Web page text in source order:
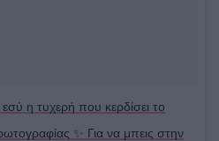
η τυχερή που κερδίσει το
✨ Για να μπεις στην